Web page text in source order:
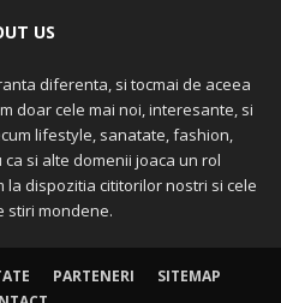
US
diferenta, si tocmai de aceea
doar cele mai noi, interesante, si
lifestyle, sanatate, fashion,
si alte domenii joaca un rol
dispozitia cititorilor nostri si cele
stiri mondene.
PARTENERI
SITEMAP